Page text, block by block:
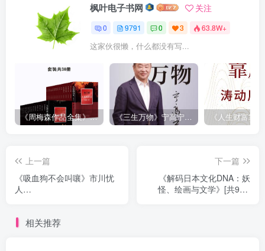
枫叶电子书网 关注
0 9791 0 3 63.8W+
这家伙很懒，什么都没有写...
《周梅森作品全集》[共30册] 《三生万物》宁高宁（epub+mobi+azw3+pdf）
上一篇
《吸血狗不会叫嚷》市川忧
人
下一篇
《解码日本文化DNA：妖
怪、绘画与文学》[共9册]
相关推荐